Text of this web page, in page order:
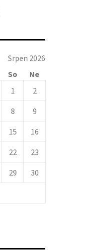
Srpen 2026
So
Ne
1
2
8 9
15 16
22 23
29 30